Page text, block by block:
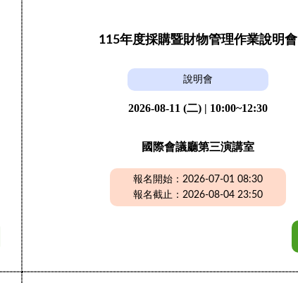
115年度採購暨財物管理作業說明會
說明會
2026-08-11 (二) | 10:00~12:30
國際會議廳第三演講室
報名開始：2026-07-01 08:30
報名截止：2026-08-04 23:50